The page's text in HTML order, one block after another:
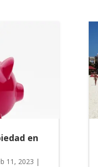
en
11, 2023 |